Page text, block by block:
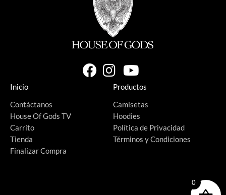
Inicio
Contáctanos
House Of Gods TV
Productos
Camisetas
Hoodies
Carrito
Tienda
Finalizar Compra
Política de Privacidad
Términos y Condiciones
0